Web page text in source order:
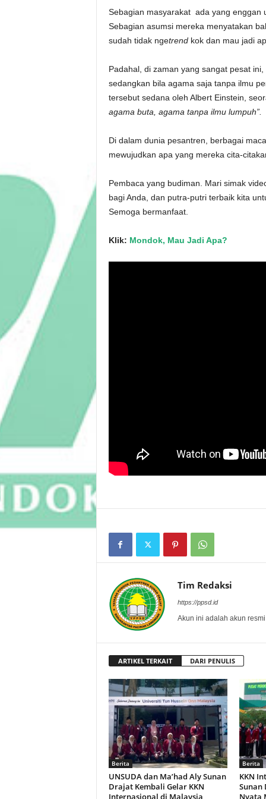
Sebagian masyarakat ada yang enggan
Sebagian asumsi mereka menyatakan
sudah tidak ngetrendkok dan mau jadi
Padahal, di zaman yang sangat pesat
sedangkan bila agama saja tanpa ilmu
tersebut sedana oleh Albert Einstein,
agama buta, agama tanpa ilmu lumpuh”.
Di dalam dunia pesantren, berbagai
mewujudkan apa yang mereka cita-
Pembaca yang budiman. Mari simak
bagi Anda, dan putra-putri terbaik kita
Semoga bermanfaat.
Klik: Mondok, Mau Jadi Apa?
Tim Redaksi
https://ppsd.id
Akun ini adalah akun
ARTIKEL TERKAIT DARI PENULIS
Berita
UNSUDA dan Ma’had Aly Sunan
Drajat Kembali Gelar KKN
Internasional di Malaysia,
Berita
KKN
Sunan
Nyata